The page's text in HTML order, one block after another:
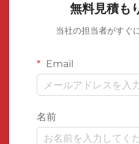
無料見積も
当社の担当者がすぐ
Email
名前